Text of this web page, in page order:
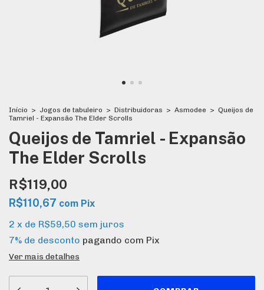
Início > Jogos de tabuleiro > Distribuidoras > Asmodee > Queijos de
Tamriel - Expansão The Elder Scrolls
Queijos de Tamriel - Expansão
The Elder Scrolls
R$119,00
R$110,67 com Pix
2 x de R$59,50 sem juros
7% de desconto pagando com Pix
Ver mais detalhes